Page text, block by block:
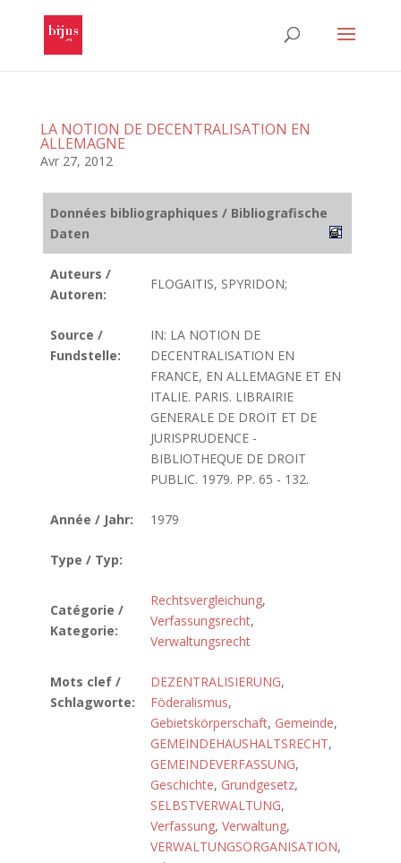
LA NOTION DE DECENTRALISATION EN
ALLEMAGNE
Avr 27, 2012
Données bibliographiques / Bibliografische
Daten
Auteurs /
Autoren:
FLOGAITIS, SPYRIDON;
Source /
Fundstelle:
IN: LA NOTION DE
DECENTRALISATION EN
FRANCE, EN ALLEMAGNE ET EN
ITALIE. PARIS. LIBRAIRIE
GENERALE DE DROIT ET DE
JURISPRUDENCE -
BIBLIOTHEQUE DE DROIT
PUBLIC. 1979. PP. 65 - 132.
Année / Jahr: 1979
Type / Typ:
Catégorie /
Kategorie:
Rechtsvergleichung,
Verfassungsrecht,
Verwaltungsrecht
Mots clef /
Schlagworte:
DEZENTRALISIERUNG,
Föderalismus,
Gebietskörperschaft, Gemeinde,
GEMEINDEHAUSHALTSRECHT,
GEMEINDEVERFASSUNG,
Geschichte, Grundgesetz,
SELBSTVERWALTUNG,
Verfassung, Verwaltung,
VERWALTUNGSORGANISATION,